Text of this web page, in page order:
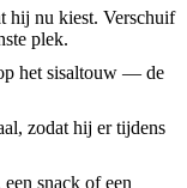
hij nu kiest. Verschuif
plek.
het sisaltouw — de
zodat hij er tijdens
snack of een